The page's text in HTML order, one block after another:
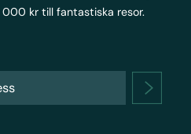
kr till fantastiska resor.